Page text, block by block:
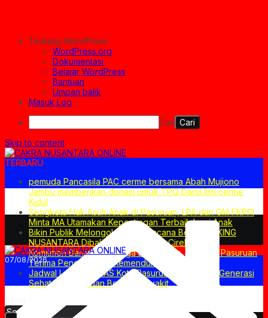
Tentang WordPress
WordPress.org
Dokumentasi
Belajar WordPress
Bantuan
Umpan balik
Masuk Log
Cari
Skip to content
TERBARU
pemuda Pancasila PAC cerme bersama Abah Mujiono
Jambu memberikan donasi untuk TPQ Darul Ilmi cerme
Kidul
Sengketa Hak Asuh Anak di Pasuruan, LPA dan GM FKPPI
Minta MA Utamakan Kepentingan Terbaik bagi Anak
Bikin Publik Melongo! Ini Dia Rencana Besar PT KING
NUSANTARA Dibalik Proyek CIRDP Cirebon
Komitmen Bangun Keluarga Berkualitas, Pemkab Pasuruan
Terima Penghargaan Kemendukbangga/BKKBN
Jadwal Lengkap BIAS Kota Pasuruan: Wujudkan Generasi
Sehat, Cerdas, dan Bebas Penyakit
07/08/2026